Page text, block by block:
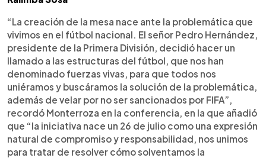
“La creación de la mesa nace ante la problemática que
vivimos en el fútbol nacional. El señor Pedro Hernández,
presidente de la Primera División, decidió hacer un
llamado a las estructuras del fútbol, que nos han
denominado fuerzas vivas, para que todos nos
uniéramos y buscáramos la solución de la problemática,
además de velar por no ser sancionados por FIFA”,
recordó Monterroza en la conferencia, en la que añadió
que “la iniciativa nace un 26 de julio como una expresión
natural de compromiso y responsabilidad, nos unimos
para tratar de resolver cómo solventamos la